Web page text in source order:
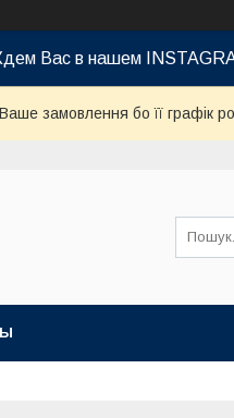
Вас в нашем
замовлення бо її графік